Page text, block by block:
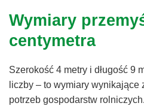
Wymiary
centymetra
Szerokość 4 metry i długość 9
liczby – to wymiary wynikające
potrzeb gospodarstw